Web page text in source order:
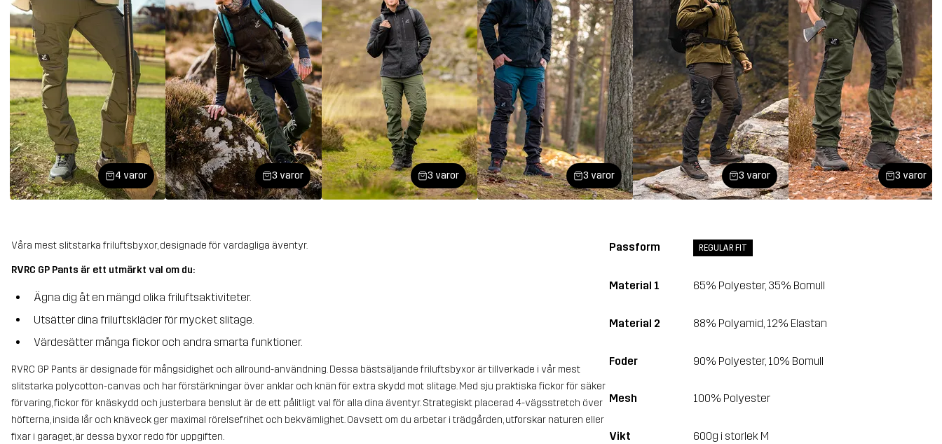
4 varor 3 varor 3 varor 3 varor 3 varor 3 varor
Våra mest slitstarka friluftsbyxor, designade för vardagliga äventyr.
RVRC GP Pants är ett utmärkt val om du:
Ägna dig åt en mängd olika friluftsaktiviteter.
Utsätter dina friluftskläder för mycket slitage.
Värdesätter många fickor och andra smarta funktioner.
RVRC GP Pants är designade för mångsidighet och allround-användning. Dessa bästsäljande friluftsbyxor är tillverkade i vår mest
slitstarka polycotton-canvas och har förstärkningar över anklar och knän för extra skydd mot slitage. Med sju praktiska fickor för säker
förvaring, fickor för knäskydd och justerbara benslut är de ett pålitligt val för alla dina äventyr. Strategiskt placerad 4-vägsstretch över
höfterna, insida lår och knäveck ger maximal rörelsefrihet och bekvämlighet. Oavsett om du arbetar i trädgården, utforskar naturen eller
fixar i garaget, är dessa byxor redo för uppgiften.
Passform REGULAR FIT
Material 1 65% Polyester, 35% Bomull
Material 2 88% Polyamid, 12% Elastan
Foder 90% Polyester, 10% Bomull
Mesh 100% Polyester
Vikt 600g i storlek M